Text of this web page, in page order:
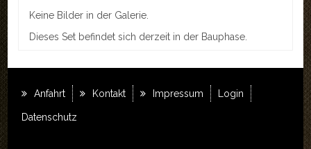
GALERIEN
EVENTS
REFERENZEN
Keine Bilder in der Galerie.
Dieses Set befindet sich derzeit in der Bauphase.
Anfahrt Kontakt Impressum Login
Datenschutz